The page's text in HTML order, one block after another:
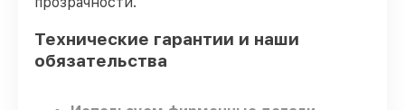
Технические гарантии и наши
обязательства